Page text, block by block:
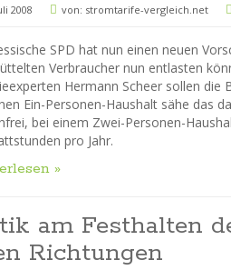
2008 von: stromtarife-vergleich.net
SPD hat nun einen neuen
Verbraucher nun entlasten
Hermann Scheer sollen
Ein-Personen-Haushalt sähe das
bei einem Zwei-Personen-
pro Jahr.
»
am Festhalten
Richtungen